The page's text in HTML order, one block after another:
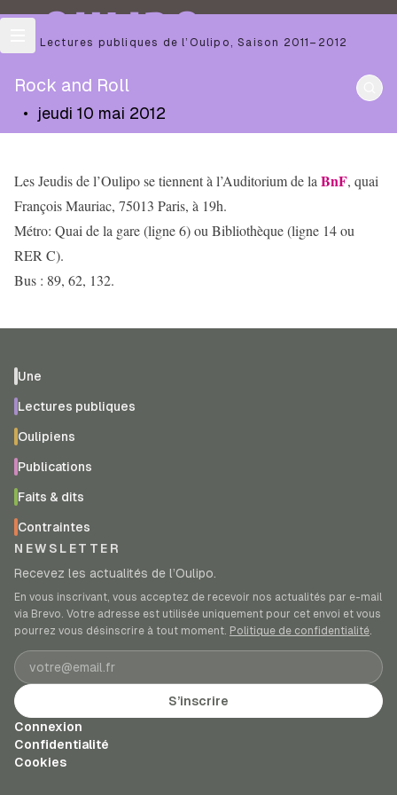
OULIPO
Les Lectures publiques de l’Oulipo ,Saison 2011–2012
Rock and Roll
• jeudi 10 mai 2012
Les Jeudis de l’Oulipo se tiennent à l’Auditorium de la BnF, quai
François Mauriac, 75013 Paris, à 19h.
Métro: Quai de la gare (ligne 6) ou Bibliothèque (ligne 14 ou
RER C).
Bus : 89, 62, 132.
Une
Lectures publiques
Oulipiens
Publications
Faits & dits
Contraintes
NEWSLETTER
Recevez les actualités de l’Oulipo.
En vous inscrivant, vous acceptez de recevoir nos actualités par e-mail
via Brevo. Votre adresse est utilisée uniquement pour cet envoi et vous
pourrez vous désinscrire à tout moment. Politique de confidentialité.
Adresse e-mail
S’inscrire
Connexion
Confidentialité
Cookies